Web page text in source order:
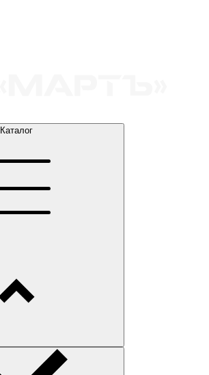
Каталог